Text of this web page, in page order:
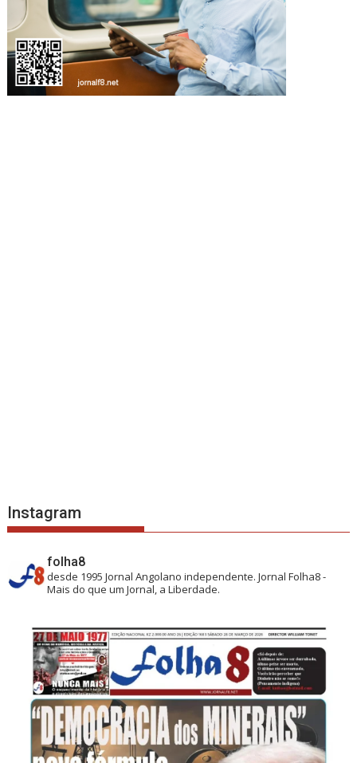
Instagram
folha8
desde 1995 Jornal Angolano independente.Jornal Folha8 -
Mais do que um Jornal, a Liberdade.